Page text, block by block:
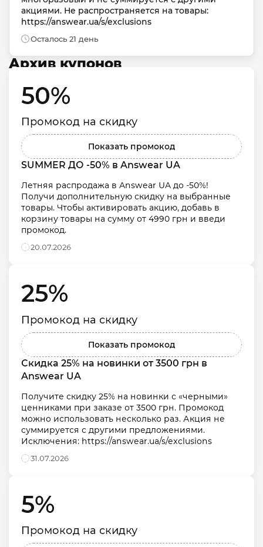
акциями. Не распространяется на товары:
https://answear.ua/s/exclusions
Осталось 21 день
Архив купонов
50%
Промокод на скидку
Показать промокод
SUMMER ДО -50% в Answear UA
Летняя распродажа в Answear UA до -50%!
Получи дополнительную скидку на выбранные
товары. Чтобы активировать акцию, добавь в
корзину товары на сумму от 4990 грн и введи
промокод.
20.07.2026
25%
Промокод на скидку
Показать промокод
Скидка 25% на новинки от 3500 грн в
Answear UA
Получите скидку 25% на новинки с «черными»
ценниками при заказе от 3500 грн. Промокод
можно использовать несколько раз. Акция не
суммируется с другими предложениями.
Исключения: https://answear.ua/s/exclusions
31.07.2026
5%
Промокод на скидку